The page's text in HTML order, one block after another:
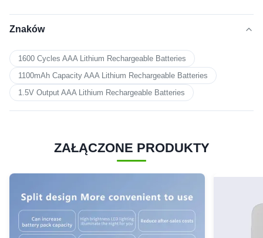
Znaków
1600 Cycles AAA Lithium Rechargeable Batteries
1100mAh Capacity AAA Lithium Rechargeable Batteries
1.5V Output AAA Lithium Rechargeable Batteries
ZAŁĄCZONE PRODUKTY